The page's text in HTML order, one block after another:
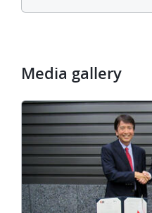
Media gallery